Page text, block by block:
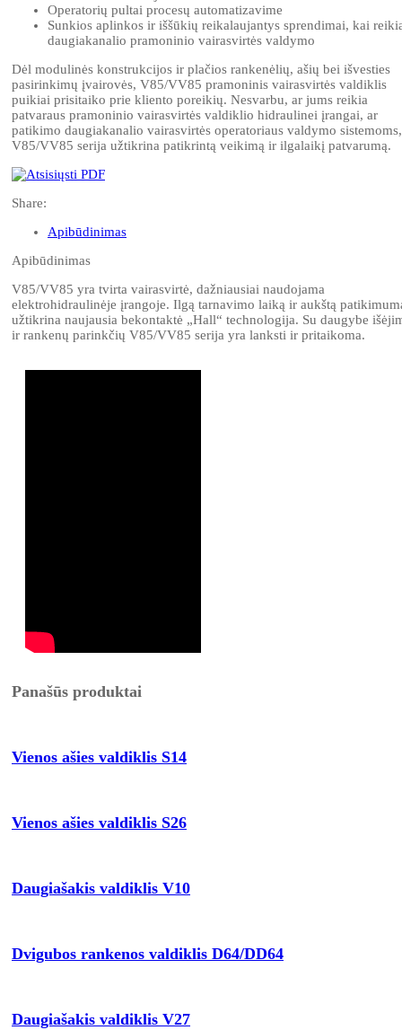
Operatorių pultai procesų automatizavime
Sunkios aplinkos ir iššūkių reikalaujantys sprendimai, kai
daugiakanalio pramoninio vairasvirtės valdymo
Dėl modulinės konstrukcijos ir plačios rankenėlių, ašių bei išvesties
pasirinkimų įvairovės, V85/VV85 pramoninis vairasvirtės valdiklis
puikiai prisitaiko prie kliento poreikių. Nesvarbu, ar jums reikia
patvaraus pramoninio vairasvirtės valdiklio hidraulinei įrangai, ar
patikimo daugiakanalio vairasvirtės operatoriaus valdymo sistemoms,
V85/VV85 serija užtikrina patikrintą veikimą ir ilgalaikį patvarumą.
Share:
Apibūdinimas
Apibūdinimas
V85/VV85 yra tvirta vairasvirtė, dažniausiai naudojama
elektrohidraulinėje įrangoje. Ilgą tarnavimo laiką ir aukštą
užtikrina naujausia bekontaktė „Hall“ technologija. Su daugybe
ir rankenų parinkčių V85/VV85 serija yra lanksti ir pritaikoma.
Panašūs produktai
Vienos ašies valdiklis S14
Vienos ašies valdiklis S26
Daugiašakis valdiklis V10
Dvigubos rankenos valdiklis D64/DD64
Daugiašakis valdiklis V27